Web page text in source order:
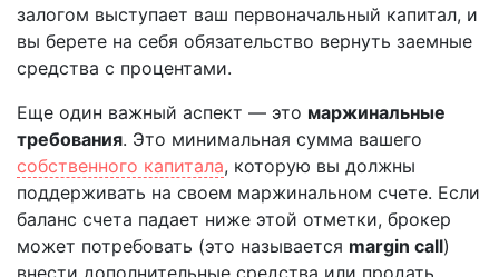
залогом выступает ваш первоначальный капитал, и
вы берете на себя обязательство вернуть заемные
средства с процентами.
Еще один важный аспект — это маржинальные
требования. Это минимальная сумма вашего
собственного капитала, которую вы должны
поддерживать на своем маржинальном счете. Если
баланс счета падает ниже этой отметки, брокер
может потребовать (это называется margin call)
внести дополнительные средства или продать